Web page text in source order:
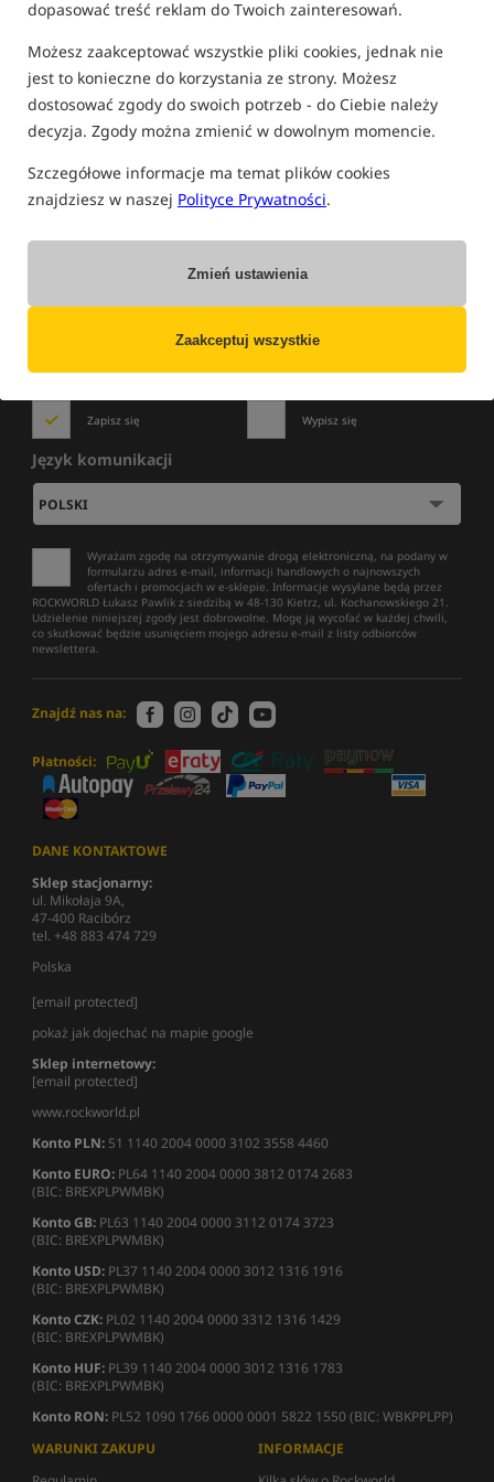
dopasować treść reklam do Twoich zainteresowań.
Możesz zaakceptować wszystkie pliki cookies, jednak nie
jest to konieczne do korzystania ze strony. Możesz
dostosować zgody do swoich potrzeb - do Ciebie należy
decyzja. Zgody można zmienić w dowolnym momencie.
Szczegółowe informacje ma temat plików cookies
znajdziesz w naszej Polityce Prywatności.
Zmień ustawienia
Zaakceptuj wszystkie
PRODUKTY CHUB
Brak produktów.
WYPRZEDAŻE»PROMOCJE
Zapisz się do newslettera i bądź na bieżącoz najlepszymi okazjami!
Zapisz się Wypisz się
Język komunikacji
Wyrażam zgodę na otrzymywanie drogą elektroniczną, na podany w
formularzu adres e-mail, informacji handlowych o najnowszych
ofertach i promocjach w e-sklepie. Informacje wysyłane będą przez
ROCKWORLD Łukasz Pawlik z siedzibą w 48-130 Kietrz, ul. Kochanowskiego 21.
Udzielenie niniejszej zgody jest dobrowolne. Mogę ją wycofać w każdej chwili,
co skutkować będzie usunięciem mojego adresu e-mail z listy odbiorców
newslettera.
Znajdź nas na:
Płatności:
DANE KONTAKTOWE
Sklep stacjonarny:
ul. Mikołaja 9A,
47-400 Racibórz
tel. +48 883 474 729
Polska
[email protected]
pokaż jak dojechać na mapie google
Sklep internetowy:
[email protected]
www.rockworld.pl
Konto PLN: 51 1140 2004 0000 3102 3558 4460
Konto EURO: PL64 1140 2004 0000 3812 0174 2683
(BIC: BREXPLPWMBK)
Konto GB: PL63 1140 2004 0000 3112 0174 3723
(BIC: BREXPLPWMBK)
Konto USD: PL37 1140 2004 0000 3012 1316 1916
(BIC: BREXPLPWMBK)
Konto CZK: PL02 1140 2004 0000 3312 1316 1429
(BIC: BREXPLPWMBK)
Konto HUF: PL39 1140 2004 0000 3012 1316 1783
(BIC: BREXPLPWMBK)
Konto RON: PL52 1090 1766 0000 0001 5822 1550 (BIC: WBKPPLPP)
WARUNKI ZAKUPU
INFORMACJE